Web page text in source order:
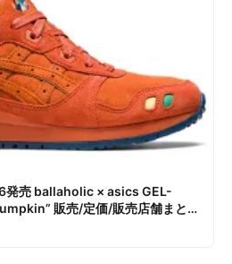
発売 ballaholic × asics GEL-
販売/定価/販売店舗まと